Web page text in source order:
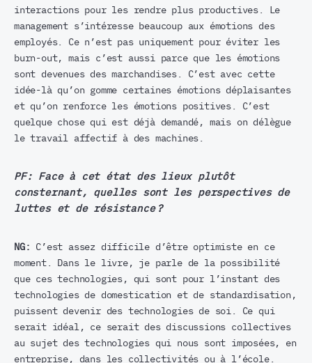
interactions pour les rendre plus productives. Le
management s’intéresse beaucoup aux émotions des
employés. Ce n’est pas uniquement pour éviter les
burn-out, mais c’est aussi parce que les émotions
sont devenues des marchandises. C’est avec cette
idée-là qu’on gomme certaines émotions déplaisantes
et qu’on renforce les émotions positives. C’est
quelque chose qui est déjà demandé, mais on délègue
le travail affectif à des machines.
PF: Face à cet état des lieux plutôt
consternant, quelles sont les perspectives de
luttes et de résistance ?
NG: C’est assez difficile d’être optimiste en ce
moment. Dans le livre, je parle de la possibilité
que ces technologies, qui sont pour l’instant des
technologies de domestication et de standardisation,
puissent devenir des technologies de soi. Ce qui
serait idéal, ce serait des discussions collectives
au sujet des technologies qui nous sont imposées, en
entreprise, dans les collectivités ou à l’école.